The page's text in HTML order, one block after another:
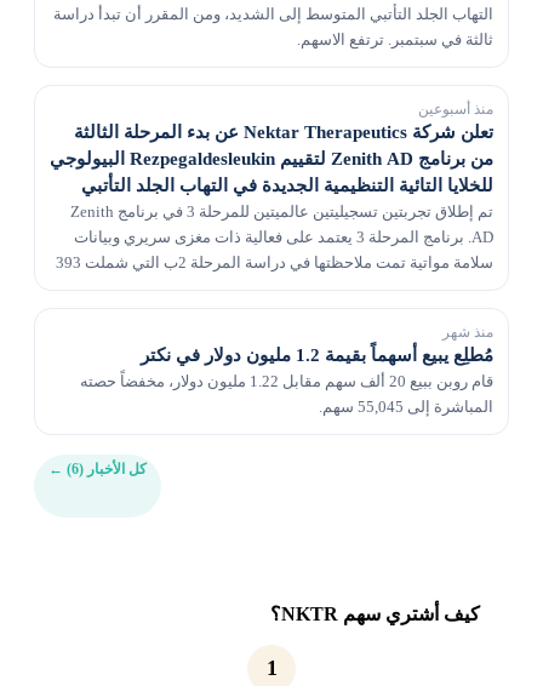
التهاب الجلد التأتبي المتوسط ​​إلى الشديد، ومن المقرر أن تبدأ دراسة
ثالثة في سبتمبر. ترتفع الاسهم.
منذ أسبوعين
تعلن شركة Nektar Therapeutics عن بدء المرحلة الثالثة
من برنامج Zenith AD لتقييم Rezpegaldesleukin البيولوجي
للخلايا التائية التنظيمية الجديدة في التهاب الجلد التأتبي
المتوسط ​​إلى الشديد
تم إطلاق تجربتين تسجيليتين عالميتين للمرحلة 3 في برنامج Zenith
AD. برنامج المرحلة 3 يعتمد على فعالية ذات مغزى سريري وبيانات
سلامة مواتية تمت ملاحظتها في دراسة المرحلة 2ب التي شملت 393
منذ شهر
مُطلِع يبيع أسهماً بقيمة 1.2 مليون دولار في نكتر
قام روبن ببيع 20 ألف سهم مقابل 1.22 مليون دولار، مخفضاً حصته
المباشرة إلى 55,045 سهم.
كل الأخبار (6) ←
كيف أشتري سهم NKTR؟
1